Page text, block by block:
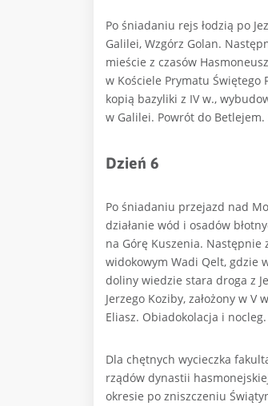
Po śniadaniu rejs łodzią po
Galilei, Wzgórz Golan.
mieście z czasów
w Kościele Prymatu
kopią bazyliki z IV w.,
w Galilei. Powrót do
Dzień 6
Po śniadaniu przejazd nad
działanie wód i osadów
na Górę Kuszenia.
widokowym Wadi Qelt, gdzie
doliny wiedzie stara droga z
Jerzego Koziby, założony w
Eliasz. Obiadokolacja i nocleg.
Dla chętnych wycieczka
rządów dynastii
okresie po zniszczeniu